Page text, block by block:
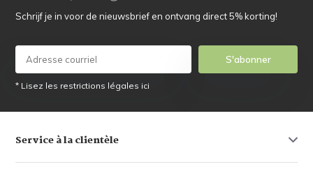
Schrijf je in voor de nieuwsbrief en ontvang direct 5% korting!
S'abonner
* Lisez les restrictions légales ici
Service à la clientèle